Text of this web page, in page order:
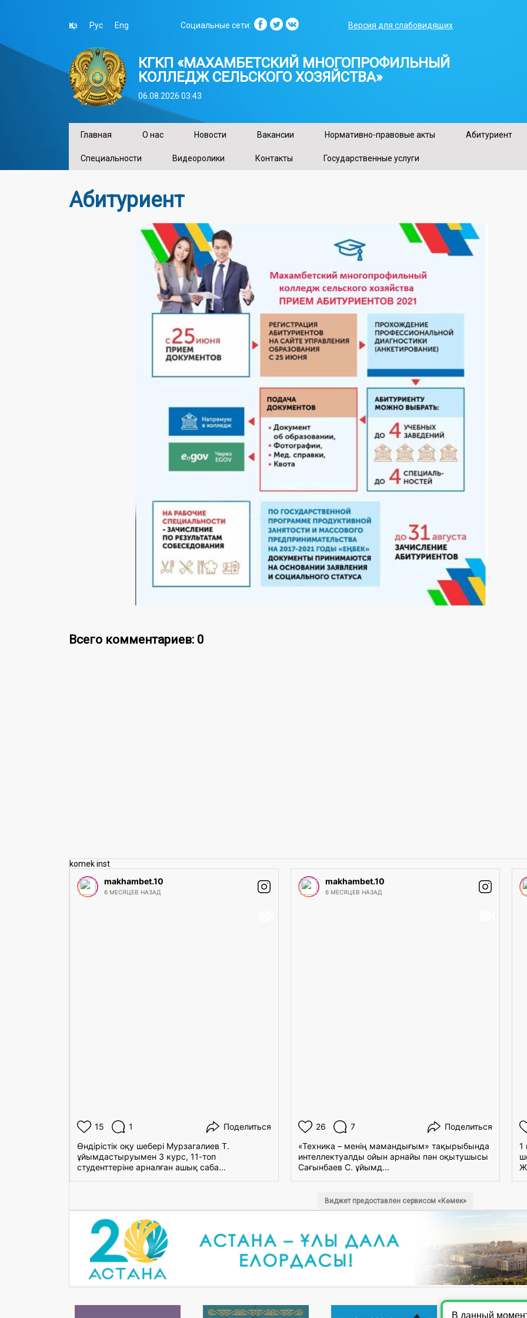
Қаз Рус Eng Социальные сети: Версия для слабовидящих
КГКП «МАХАМБЕТСКИЙ МНОГОПРОФИЛЬНЫЙ
КОЛЛЕДЖ СЕЛЬСКОГО ХОЗЯЙСТВА»
06.08.2026 03:43
Главная О нас Новости Вакансии Нормативно-правовые акты Абитуриент
Специальности Видеоролики Контакты Государственные услуги
Абитуриент
Всего комментариев: 0
komek inst
makhambet.10
6 МЕСЯЦЕВ НАЗАД
15 1
Поделиться
Өндірістік оқу шебері Мурзагалиев Т.
ұйымдастыруымен 3 курс, 11-топ
студенттеріне арналған ашық саба...
makhambet.10
6 МЕСЯЦЕВ НАЗАД
26 7
Поделиться
«Техника – менің мамандығым» тақырыбында
интеллектуалды ойын арнайы пән оқытушысы
Сағынбаев С. ұйымд...
1
Виджет предоставлен сервисом «Көмек»